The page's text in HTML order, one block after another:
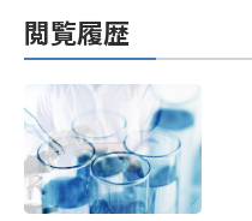
閲覧履歴